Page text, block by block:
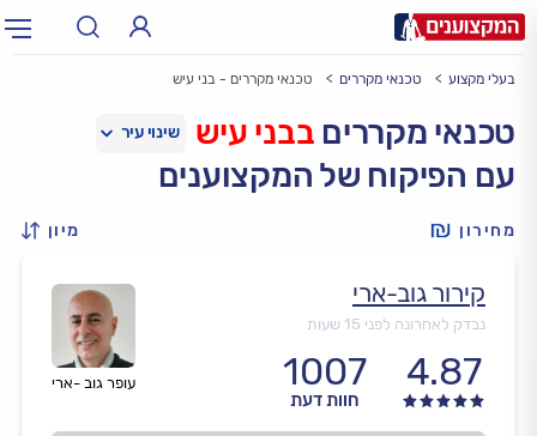
עירעיר: תל אביב, חיפה…
בעלי מקצוע טכנאי מקררים טכנאי מקררים - בני עיש
טכנאי מקררים בבני עיש
עם הפיקוח של המקצוענים
מחירון מיון
עופר גוב -ארי
קירור גוב-ארי
נבדק לאחרונה לפני 15 שעות
4.87
1007
חוות דעת